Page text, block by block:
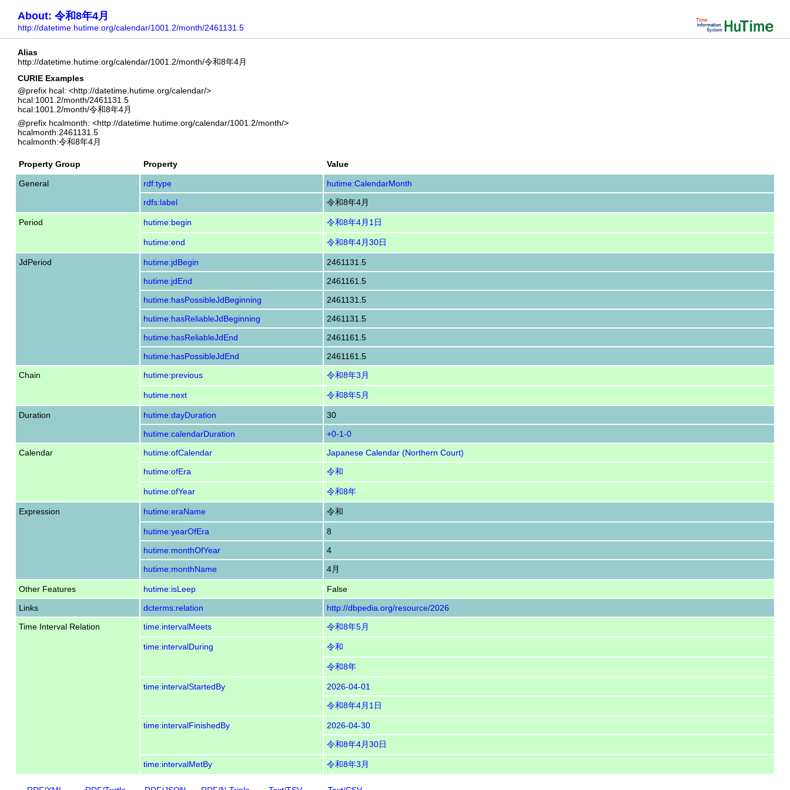
About: 令和8年4月
http://datetime.hutime.org/calendar/1001.2/month/2461131.5
Alias
http://datetime.hutime.org/calendar/1001.2/month/令和8年4月
CURIE Examples
@prefix hcal: <http://datetime.hutime.org/calendar/>
hcal:1001.2/month/2461131.5
hcal:1001.2/month/令和8年4月
@prefix hcalmonth: <http://datetime.hutime.org/calendar/1001.2/month/>
hcalmonth:2461131.5
hcalmonth:令和8年4月
Property Group Property Value
General rdf:type
hutime:CalendarMonth
rdfs:label
令和8年4月
Period hutime:begin 令和8年4月1日
hutime:end 令和8年4月30日
JdPeriod hutime:jdBegin
2461131.5
hutime:jdEnd
2461161.5
hutime:hasPossibleJdBeginning
2461131.5
hutime:hasReliableJdBeginning
2461131.5
hutime:hasReliableJdEnd
2461161.5
hutime:hasPossibleJdEnd
2461161.5
Chain
hutime:previous 令和8年3月
hutime:next 令和8年5月
Duration hutime:dayDuration
30
hutime:calendarDuration
+0-1-0
Calendar
hutime:ofCalendar
Japanese Calendar (Northern Court)
hutime:ofEra
令和
hutime:ofYear 令和8年
Expression hutime:eraName 令和
hutime:yearOfEra
8
hutime:monthOfYear
4
hutime:monthName
4月
Other Features hutime:isLeep
False
Links
dcterms:relation
http://dbpedia.org/resource/2026
Time Interval Relation
time:intervalMeets 令和8年5月
time:intervalDuring 令和
令和8年
time:intervalStartedBy
2026-04-01
令和8年4月1日
time:intervalFinishedBy
2026-04-30
令和8年4月30日
time:intervalMetBy 令和8年3月